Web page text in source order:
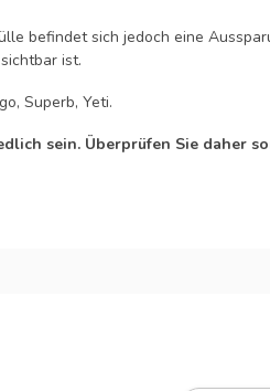
befindet sich jedoch eine
ist.
Superb, Yeti.
sein. Überprüfen Sie daher